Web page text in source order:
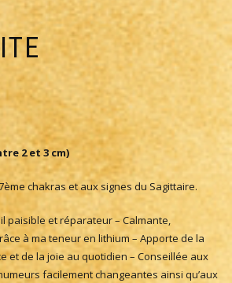
2 et 3 cm)
chakras et aux signes du Sagittaire.
paisible et réparateur – Calmante,
à ma teneur en lithium – Apporte de la
et de la joie au quotidien – Conseillée aux
facilement changeantes ainsi qu’aux